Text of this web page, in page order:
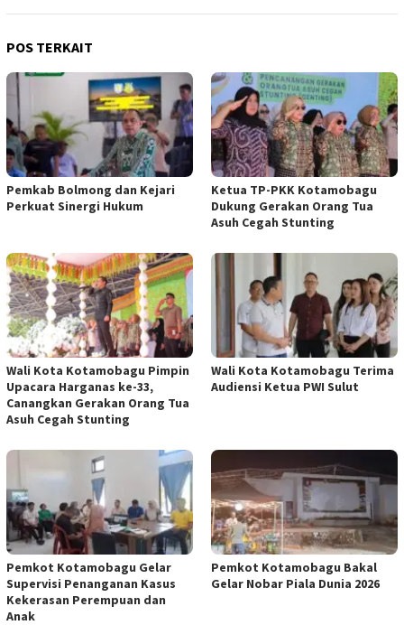
POS TERKAIT
Pemkab Bolmong dan Kejari
Perkuat Sinergi Hukum
Ketua TP-PKK Kotamobagu
Dukung Gerakan Orang Tua
Asuh Cegah Stunting
Wali Kota Kotamobagu Pimpin
Upacara Harganas ke-33,
Canangkan Gerakan Orang Tua
Asuh Cegah Stunting
Wali Kota Kotamobagu Terima
Audiensi Ketua PWI Sulut
Pemkot Kotamobagu Gelar
Supervisi Penanganan Kasus
Kekerasan Perempuan dan
Anak
Pemkot Kotamobagu Bakal
Gelar Nobar Piala Dunia 2026